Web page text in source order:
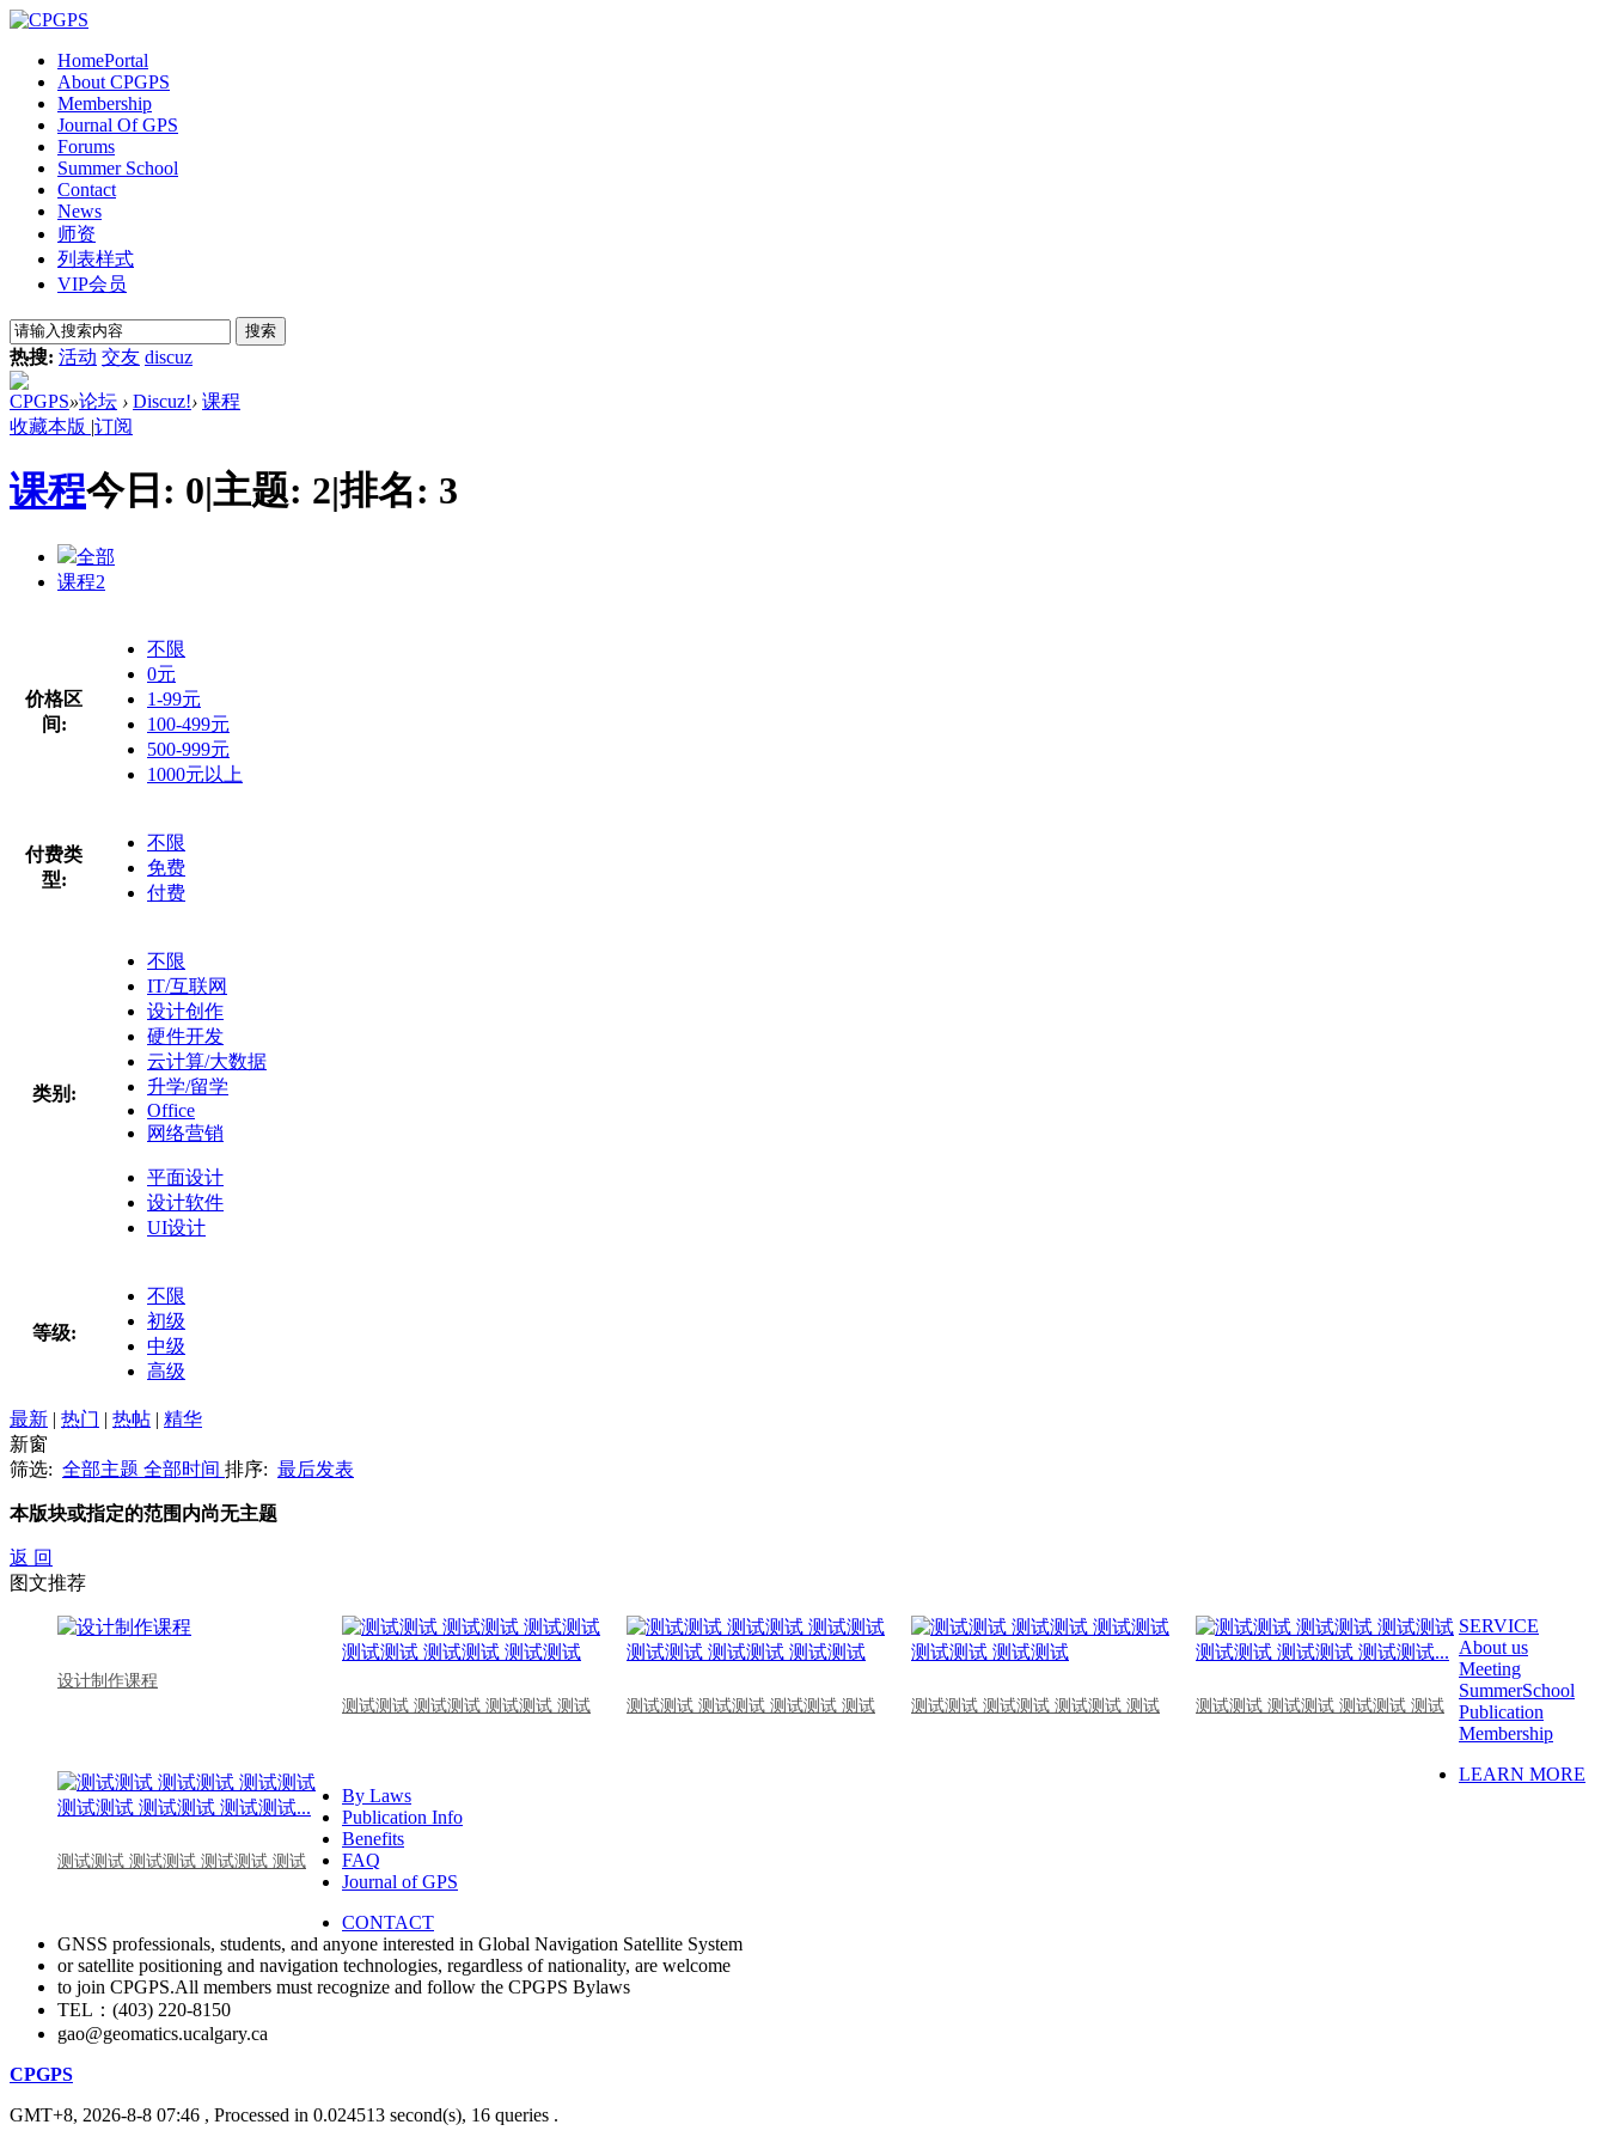
HomePortal
About CPGPS
Membership
Journal Of GPS
Forums
Summer School
Contact
News
师资
列表样式
VIP会员
搜索
热搜: 活动 交友 discuz
CPGPS»论坛 › Discuz!› 课程
收藏本版 |订阅
课程今日: 0|主题: 2|排名: 3
全部
课程2
价格区
间:
不限
0元
1-99元
100-499元
500-999元
1000元以上
付费类
型:
不限
免费
付费
类别:
不限
IT/互联网
设计创作
硬件开发
云计算/大数据
升学/留学
Office
网络营销
平面设计
设计软件
UI设计
等级:
不限
初级
中级
高级
最新 | 热门 | 热帖 | 精华
新窗
筛选: 全部主题 全部时间 排序: 最后发表
本版块或指定的范围内尚无主题
返 回
图文推荐
设计制作课程
测试测试 测试测试 测试测试 测试
测试测试 测试测试 测试测试 测试 测试测试 测试测试 测试测试 测试 测试测试 测试测试 测试测试 测试
测试测试 测试测试 测试测试 测试
SERVICE
About us
Meeting
SummerSchool
Publication
Membership
LEARN MORE
By Laws
Publication Info
Benefits
FAQ
Journal of GPS
CONTACT
GNSS professionals, students, and anyone interested in Global Navigation Satellite System
or satellite positioning and navigation technologies, regardless of nationality, are welcome
to join CPGPS.All members must recognize and follow the CPGPS Bylaws
TEL：(403) 220-8150
gao@geomatics.ucalgary.ca
CPGPS
GMT+8, 2026-8-8 07:46 , Processed in 0.024513 second(s), 16 queries .